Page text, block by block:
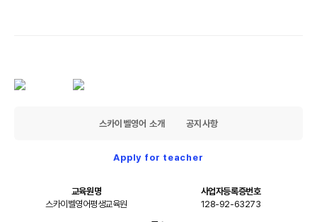
스카이벨영어 소개 공지사항
Apply for teacher
교육원명
스카이벨영어평생교육원
사업자등록증번호
128-92-63273